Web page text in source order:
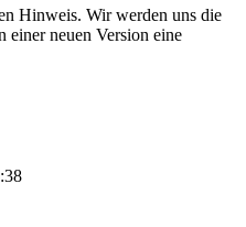
Hinweis. Wir werden uns die
einer neuen Version eine